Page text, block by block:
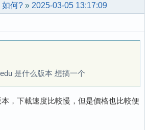
如何? » 2025-03-05 13:17:09
是什么版本 想搞一个
，下載速度比較慢，但是價格也比較便